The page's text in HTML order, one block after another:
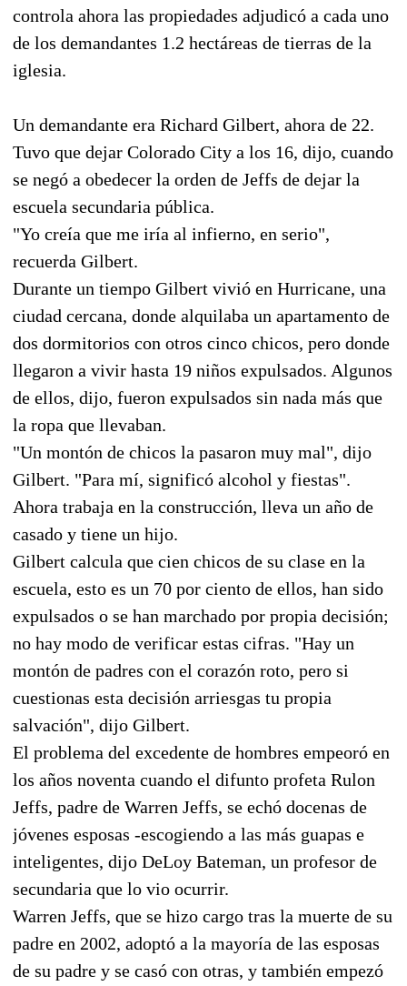
controla ahora las propiedades adjudicó a cada uno
de los demandantes 1.2 hectáreas de tierras de la
iglesia.
Un demandante era Richard Gilbert, ahora de 22.
Tuvo que dejar Colorado City a los 16, dijo, cuando
se negó a obedecer la orden de Jeffs de dejar la
escuela secundaria pública.
"Yo creía que me iría al infierno, en serio",
recuerda Gilbert.
Durante un tiempo Gilbert vivió en Hurricane, una
ciudad cercana, donde alquilaba un apartamento de
dos dormitorios con otros cinco chicos, pero donde
llegaron a vivir hasta 19 niños expulsados. Algunos
de ellos, dijo, fueron expulsados sin nada más que
la ropa que llevaban.
"Un montón de chicos la pasaron muy mal", dijo
Gilbert. "Para mí, significó alcohol y fiestas".
Ahora trabaja en la construcción, lleva un año de
casado y tiene un hijo.
Gilbert calcula que cien chicos de su clase en la
escuela, esto es un 70 por ciento de ellos, han sido
expulsados o se han marchado por propia decisión;
no hay modo de verificar estas cifras. "Hay un
montón de padres con el corazón roto, pero si
cuestionas esta decisión arriesgas tu propia
salvación", dijo Gilbert.
El problema del excedente de hombres empeoró en
los años noventa cuando el difunto profeta Rulon
Jeffs, padre de Warren Jeffs, se echó docenas de
jóvenes esposas -escogiendo a las más guapas e
inteligentes, dijo DeLoy Bateman, un profesor de
secundaria que lo vio ocurrir.
Warren Jeffs, que se hizo cargo tras la muerte de su
padre en 2002, adoptó a la mayoría de las esposas
de su padre y se casó con otras, y también empezó